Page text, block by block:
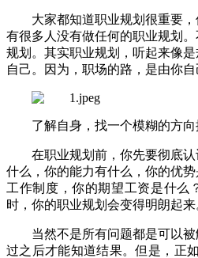
大家都知道职业规划很重要
有很多人没有做任何的职业规划
规划。其实职业规划，听起来像
自己。因为，职场的路，是由你自
了解自身，找一个模糊的方
在职业规划前，你先要彻底
什么，你的能力有什么，你的优
工作制度，你的期望工资是什么
时，你的职业规划会变得明朗起来
当然不是所有问题都是可以
过之后才能知道结果。但是，正